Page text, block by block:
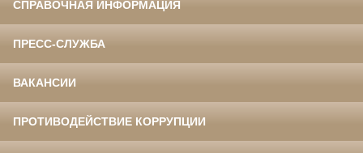
СПРАВОЧНАЯ ИНФОРМАЦИЯ
ПРЕСС-СЛУЖБА
ВАКАНСИИ
ПРОТИВОДЕЙСТВИЕ КОРРУПЦИИ